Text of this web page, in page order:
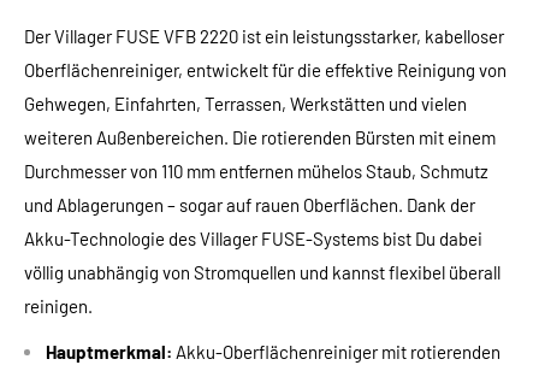
Der Villager FUSE VFB 2220 ist ein leistungsstarker, kabelloser
Oberflächenreiniger, entwickelt für die effektive Reinigung von
Gehwegen, Einfahrten, Terrassen, Werkstätten und vielen
weiteren Außenbereichen. Die rotierenden Bürsten mit einem
Durchmesser von 110 mm entfernen mühelos Staub, Schmutz
und Ablagerungen – sogar auf rauen Oberflächen. Dank der
Akku-Technologie des Villager FUSE-Systems bist Du dabei
völlig unabhängig von Stromquellen und kannst flexibel überall
reinigen.
Hauptmerkmal: Akku-Oberflächenreiniger mit rotierenden